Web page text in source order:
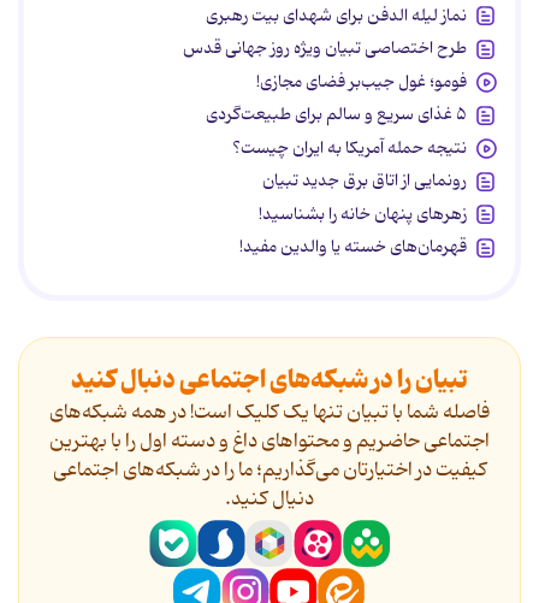
نماز لیله الدفن برای شهدای بیت رهبری
طرح اختصاصی تبیان ویژه روز جهانی قدس
فومو؛ غول جیب‌بر فضای مجازی!
۵ غذای سریع و سالم برای طبیعت‌گردی
نتیجه حمله آمریکا به ایران چیست؟
رونمایی از اتاق برق جدید تبیان
زهرهای پنهان خانه را بشناسید!
قهرمان‌های خسته یا والدین مفید!
تبیان را در شبکه‌های اجتماعی دنبال کنید
فاصله شما با تبیان تنها یک کلیک است! در همه شبکه‌های
اجتماعی حاضریم و محتواهای داغ و دسته اول را با بهترین
کیفیت در اختیارتان می‌گذاریم؛ ما را در شبکه‌های اجتماعی
دنیال کنید.